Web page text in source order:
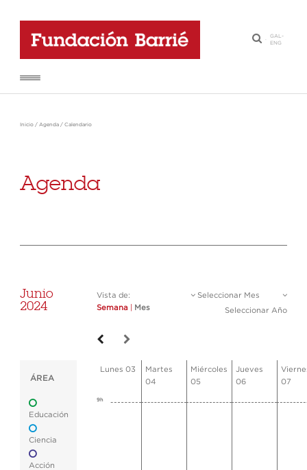
·
GAL-
ENG
Inicio / Agenda / Calendario
Agenda
Junio
2024
Vista de:
Semana
Mes
Seleccionar Mes
Seleccionar Año
ÁREA
Educación
Ciencia
Acción
Lunes 03
Martes
04
Miércoles
05
Jueves
06
07
9h